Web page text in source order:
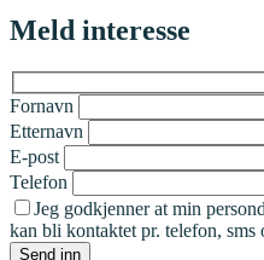
Meld interesse
Fornavn
Etternavn
E-post
Telefon
Jeg godkjenner at min
kan bli kontaktet pr. telefon, sms